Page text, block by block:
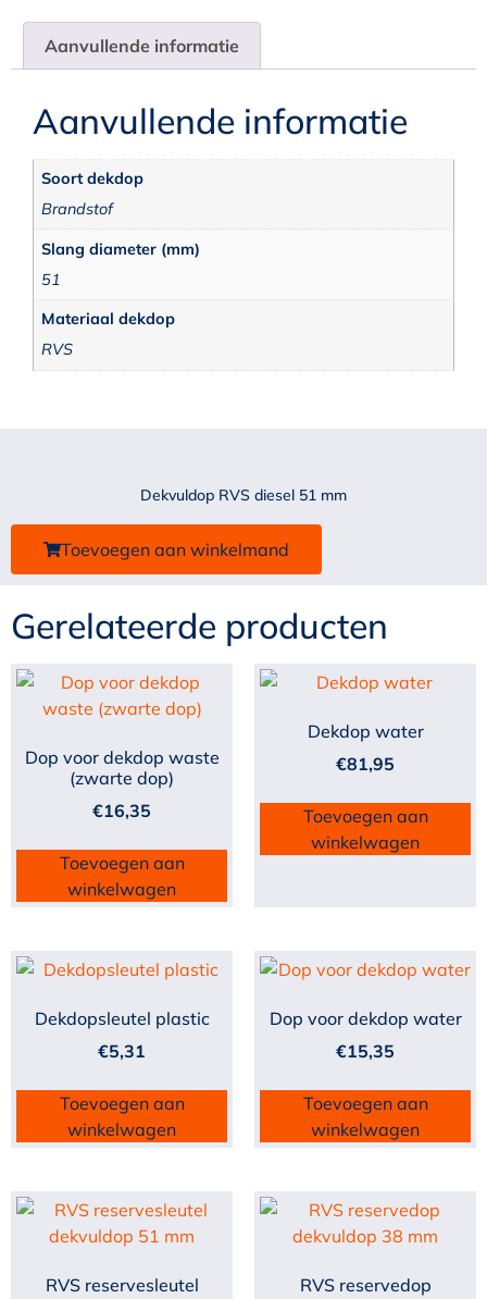
Aanvullende informatie
Aanvullende informatie
Soort dekdop
Brandstof
Slang diameter (mm)
51
Materiaal dekdop
RVS
Dekvuldop RVS diesel 51 mm
Toevoegen aan winkelmand
Gerelateerde producten
Dop voor dekdop waste
(zwarte dop)
€16,35
Toevoegen aan
winkelwagen
Dekdop water
€81,95
Toevoegen aan
winkelwagen
Dekdopsleutel plastic
€5,31
Toevoegen aan
winkelwagen
Dop voor dekdop water
€15,35
Toevoegen aan
winkelwagen
RVS reservesleutel
RVS reservedop